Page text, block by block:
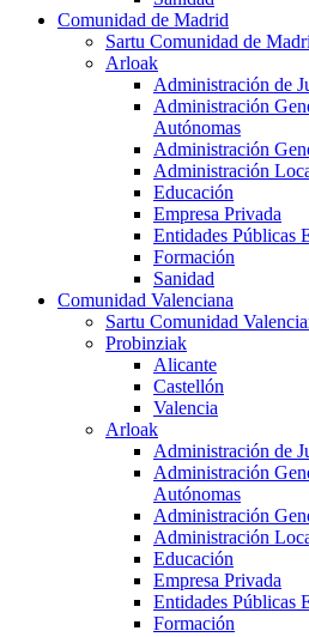
Comunidad de Madrid
Sartu Comunidad de
Arloak
Administración de
Administración
Autónomas
Administración
Administración
Educación
Empresa Privada
Entidades Públicas
Formación
Sanidad
Comunidad Valenciana
Sartu Comunidad
Probinziak
Alicante
Castellón
Valencia
Arloak
Administración de
Administración
Autónomas
Administración
Administración
Educación
Empresa Privada
Entidades Públicas
Formación